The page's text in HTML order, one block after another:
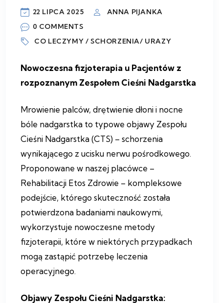
22 LIPCA 2025
ANNA PIJANKA
0 COMMENTS
CO LECZYMY / SCHORZENIA/ URAZY
Nowoczesna fizjoterapia u Pacjentów z
rozpoznanym Zespołem Cieśni Nadgarstka
Mrowienie palców, drętwienie dłoni i nocne
bóle nadgarstka to typowe objawy Zespołu
Cieśni Nadgarstka (CTS) – schorzenia
wynikającego z ucisku nerwu pośrodkowego.
Proponowane w naszej placówce –
Rehabilitacji Etos Zdrowie – kompleksowe
podejście, którego skuteczność została
potwierdzona badaniami naukowymi,
wykorzystuje nowoczesne metody
fizjoterapii, które w niektórych przypadkach
mogą zastąpić potrzebę leczenia
operacyjnego.
Objawy Zespołu Cieśni Nadgarstka: